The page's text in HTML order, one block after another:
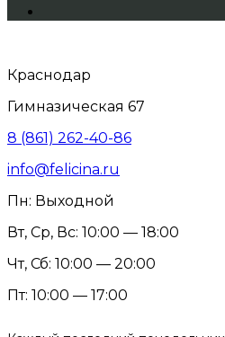
Краснодар
Гимназическая 67
8 (861) 262-40-86
info@felicina.ru
Пн: Выходной
Вт, Ср, Вс: 10:00 — 18:00
Чт, Сб: 10:00 — 20:00
Пт: 10:00 — 17:00